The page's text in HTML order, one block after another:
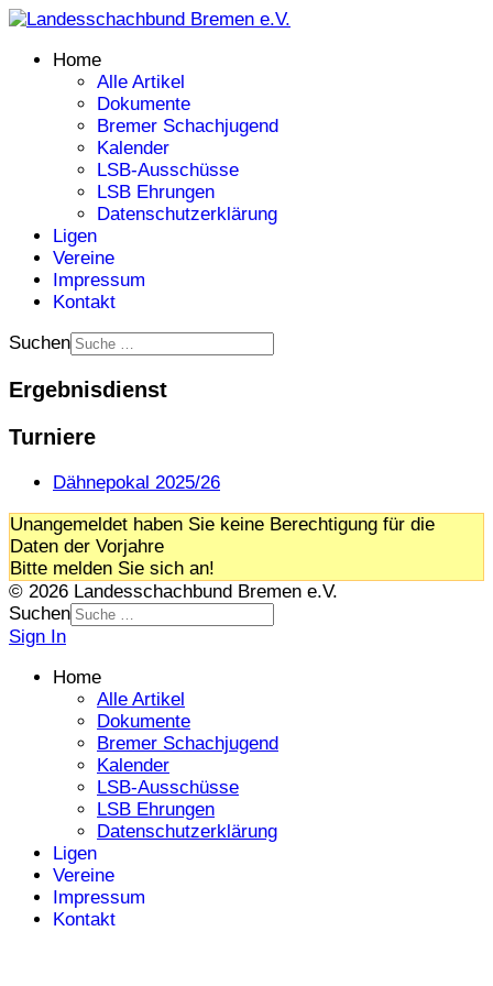
Home
Alle Artikel
Dokumente
Bremer Schachjugend
Kalender
LSB-Ausschüsse
LSB Ehrungen
Datenschutzerklärung
Ligen
Vereine
Impressum
Kontakt
Suchen
Ergebnisdienst
Turniere
Dähnepokal 2025/26
Unangemeldet haben Sie keine Berechtigung für die
Daten der Vorjahre
Bitte melden Sie sich an!
© 2026 Landesschachbund Bremen e.V.
Suchen
Sign In
Home
Alle Artikel
Dokumente
Bremer Schachjugend
Kalender
LSB-Ausschüsse
LSB Ehrungen
Datenschutzerklärung
Ligen
Vereine
Impressum
Kontakt